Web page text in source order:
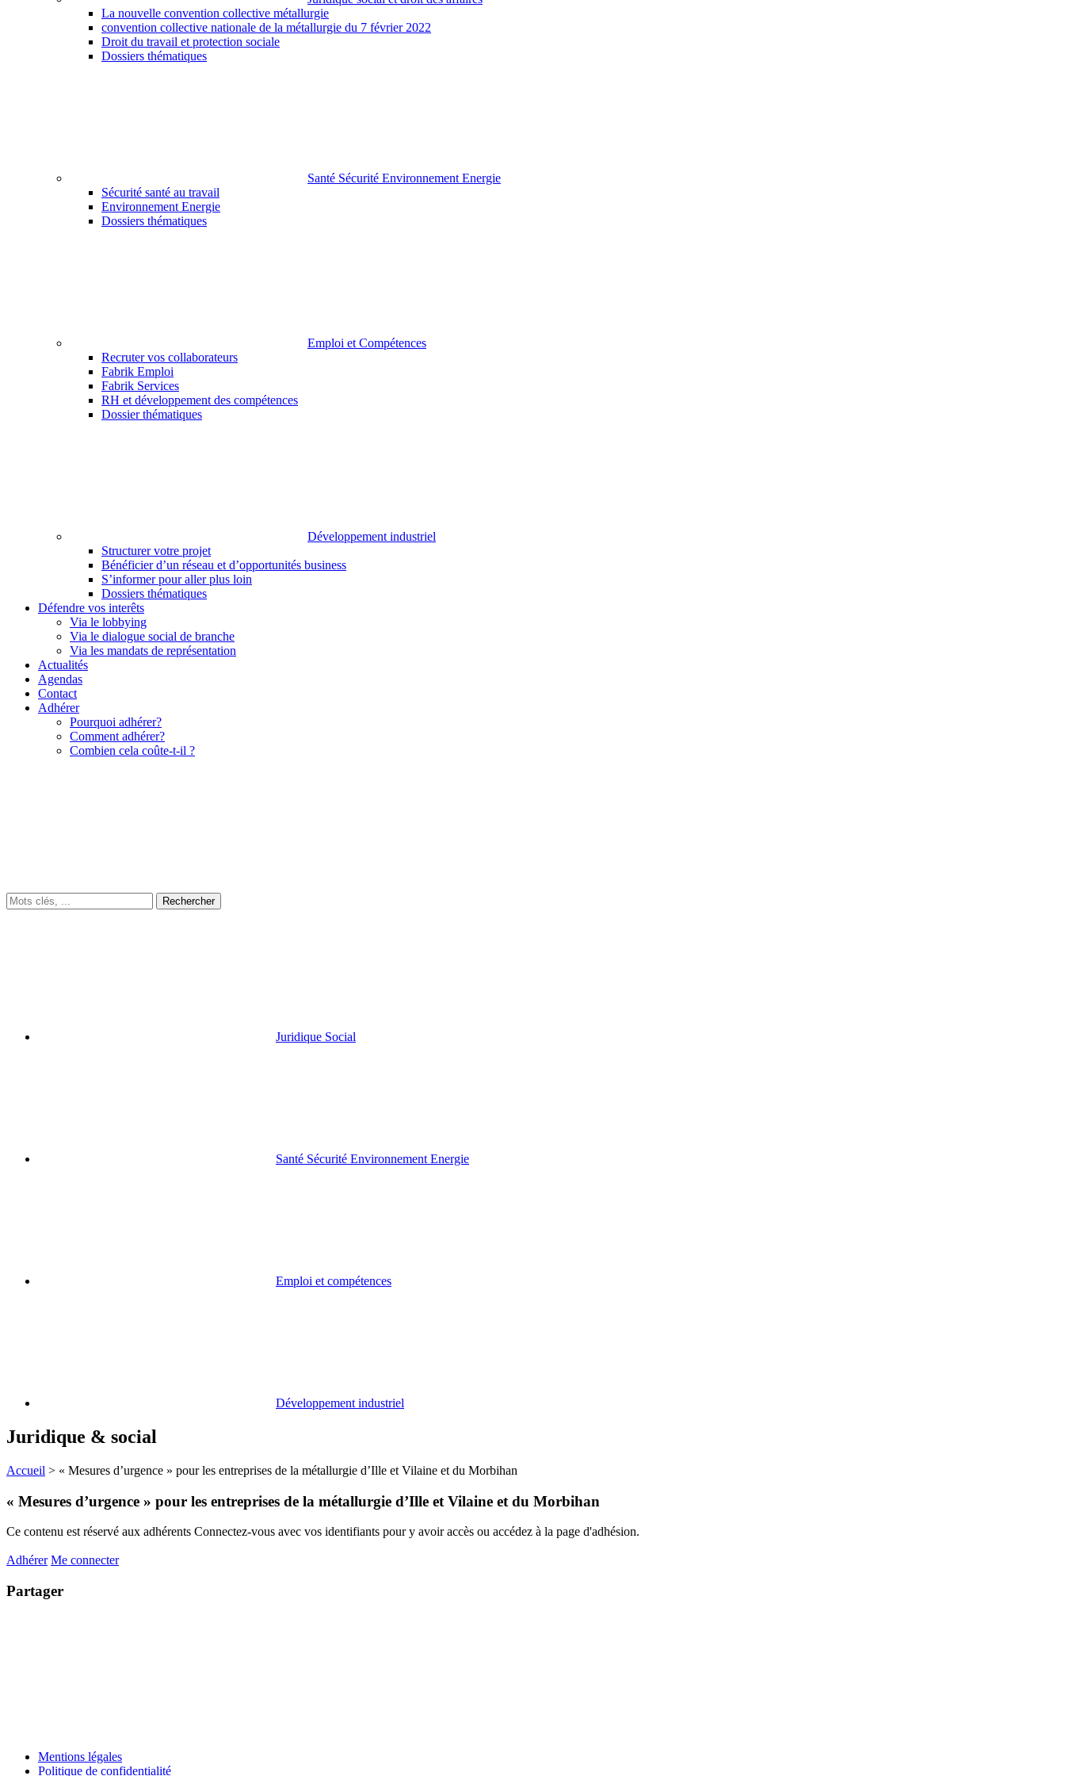
La nouvelle convention collective métallurgie
convention collective nationale de la métallurgie du 7 février 2022
Droit du travail et protection sociale
Dossiers thématiques
Santé Sécurité Environnement Energie
Sécurité santé au travail
Environnement Energie
Dossiers thématiques
Emploi et Compétences
Recruter vos collaborateurs
Fabrik Emploi
Fabrik Services
RH et développement des compétences
Dossier thématiques
Développement industriel
Structurer votre projet
Bénéficier d’un réseau et d’opportunités business
S’informer pour aller plus loin
Dossiers thématiques
Défendre vos interêts
Via le lobbying
Via le dialogue social de branche
Via les mandats de représentation
Actualités
Agendas
Contact
Adhérer
Pourquoi adhérer?
Comment adhérer?
Combien cela coûte-t-il ?
Juridique Social
Santé Sécurité Environnement Energie
Emploi et compétences
Développement industriel
Juridique & social
Accueil > « Mesures d’urgence » pour les entreprises de la métallurgie d’Ille et Vilaine et du Morbihan
« Mesures d’urgence » pour les entreprises de la métallurgie d’Ille et Vilaine et du Morbihan
Ce contenu est réservé aux adhérents Connectez-vous avec vos identifiants pour y avoir accès ou accédez à la page d'adhésion.
Adhérer Me connecter
Partager
Mentions légales
Politique de confidentialité